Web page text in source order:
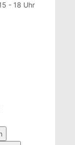
- 18 Uhr